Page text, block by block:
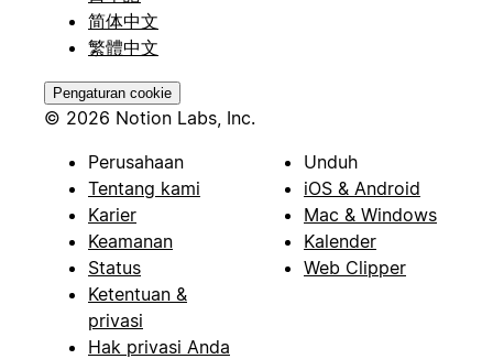
简体中文
繁體中文
Pengaturan cookie
© 2026 Notion Labs, Inc.
Perusahaan
Tentang kami
Karier
Keamanan
Status
Ketentuan &
privasi
Hak privasi Anda
Unduh
iOS & Android
Mac & Windows
Kalender
Web Clipper